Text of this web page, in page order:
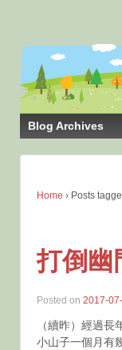
TO
MAIN
CONTENT
Blog Archives
Home › Posts
打倒幽
Posted on 2017-
（續昨）經過長
小山子一個月有